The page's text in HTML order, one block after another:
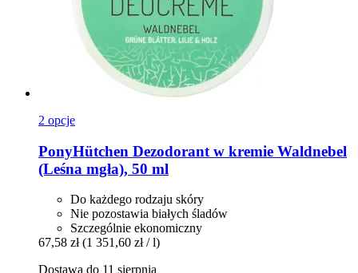
2 opcje
PonyHütchen Dezodorant w kremie Waldnebel
(Leśna mgła), 50 ml
Do każdego rodzaju skóry
Nie pozostawia białych śladów
Szczególnie ekonomiczny
67,58 zł (1 351,60 zł / l)
Dostawa do 11 sierpnia